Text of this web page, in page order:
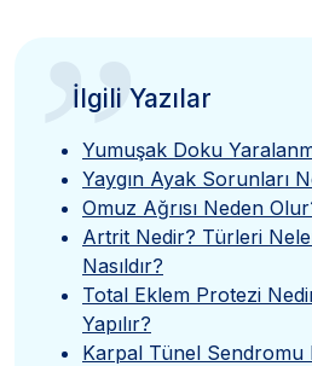
”
İlgili Yazılar
Yumuşak Doku
Yaygın Ayak Sorunları
Omuz Ağrısı Neden
Artrit Nedir? Türleri
Nasıldır?
Total Eklem Protezi
Yapılır?
Karpal Tünel Sendromu